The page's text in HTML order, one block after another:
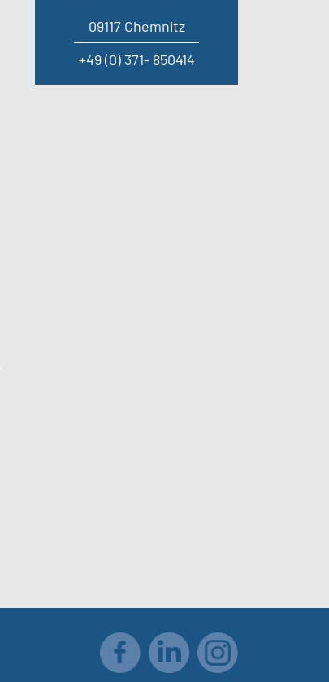
09117 Chemnitz
+49 (0) 371- 850414